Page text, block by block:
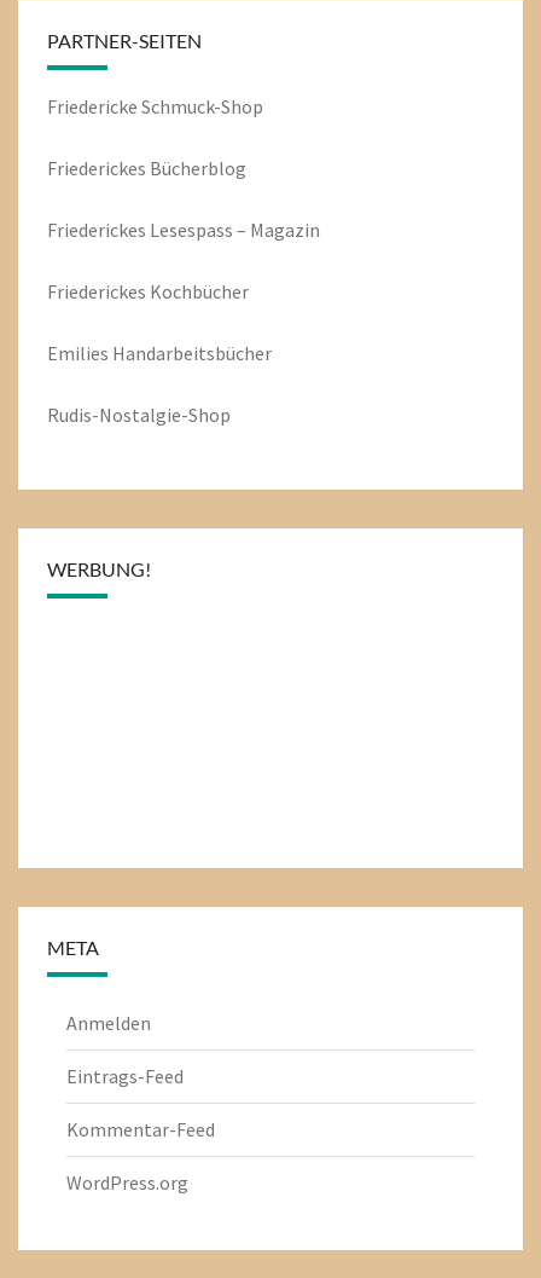
PARTNER-SEITEN
Friedericke Schmuck-Shop
Friederickes Bücherblog
Friederickes Lesespass – Magazin
Friederickes Kochbücher
Emilies Handarbeitsbücher
Rudis-Nostalgie-Shop
WERBUNG!
META
Anmelden
Eintrags-Feed
Kommentar-Feed
WordPress.org